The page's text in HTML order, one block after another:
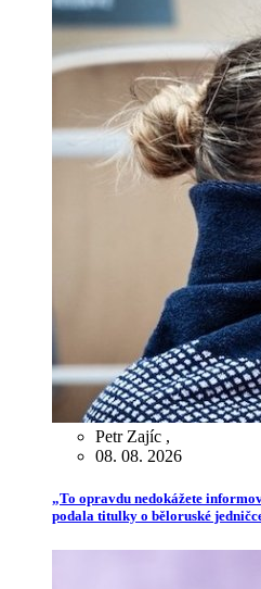
Petr Zajíc ,
08. 08. 2026
„To opravdu nedokážete
podala titulky o běloruské